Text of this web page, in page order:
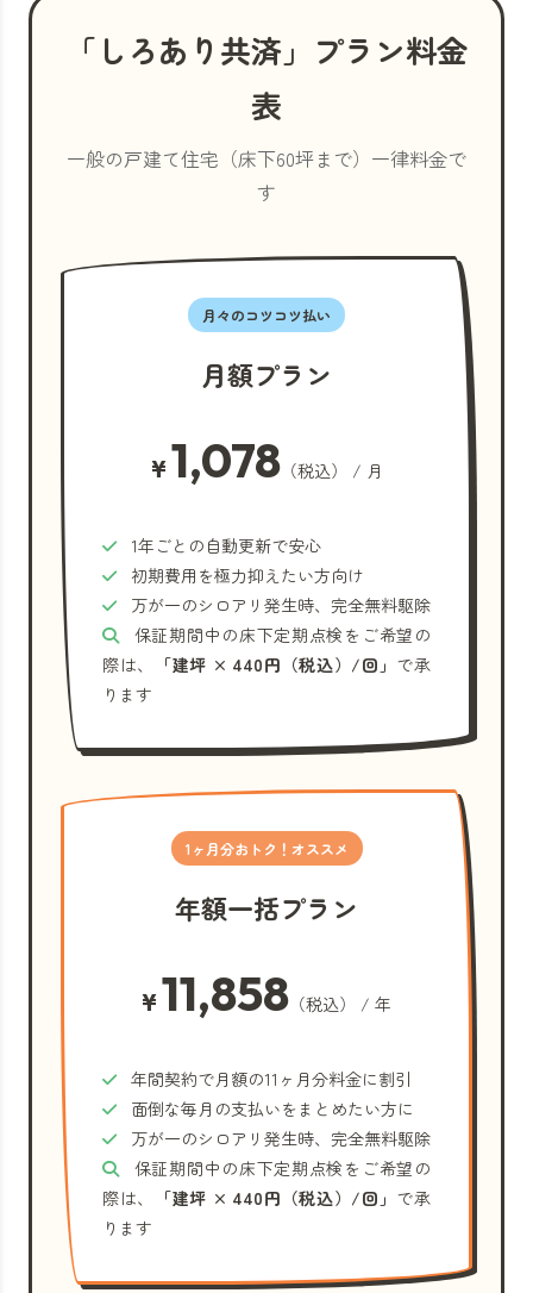
「しろあり共済」プラン料金
表
一般の戸建て住宅（床下60坪まで）一律料金で
す
月々のコツコツ払い
月額プラン
¥1,078（税込） / 月
1年ごとの自動更新で安心
初期費用を極力抑えたい方向け
万が一のシロアリ発生時、完全無料駆除
保証期間中の床下定期点検をご希望の
際は、
「建坪 × 440円（税込）/回」 で承
ります
1ヶ月分おトク！オススメ
年額一括プラン
¥11,858 （税込） / 年
年間契約で月額の11ヶ月分料金に割引
面倒な毎月の支払いをまとめたい方に
万が一のシロアリ発生時、完全無料駆除
保証期間中の床下定期点検をご希望の
際は、
「建坪 × 440円（税込）/回」 で承
ります